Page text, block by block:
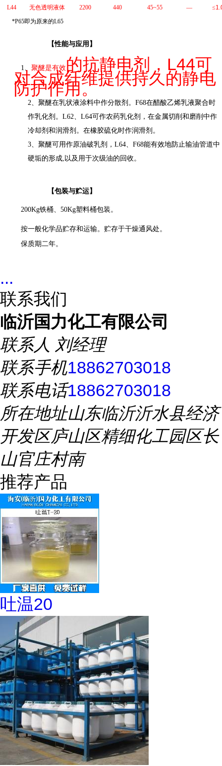
L44 无色透明液体 2200 440 45~55 — ≤
*P65即为原来的L65
【性能与应用】
1、 聚醚是有效 的抗静电剂， L44可
对合成纤维提供持久的静电
防护作用。
2、聚醚在乳状液涂料中作分散剂。 F68在醋酸乙烯乳液聚合时
作乳化剂。 L62、 L64可作农药乳化剂，在金属切削和磨削中作
冷却剂和润滑剂。在橡胶硫化时作润滑剂。
3、聚醚可用作原油破乳剂， L64、 F68能有效地防止输油管道中
硬垢的形成,以及用于次级油的回收。
【包装与贮运】
200Kg铁桶、 50Kg塑料桶包装。
按一般化学品贮存和运输。贮存于干燥通风处。
保质期二年。
...
联系我们
临沂国力化工有限公司
联系人 刘经理
联系手机18862703018
联系电话18862703018
所在地址山东临沂沂水县经济
开发区庐山区精细化工园区长
山官庄村南
推荐产品
吐温20